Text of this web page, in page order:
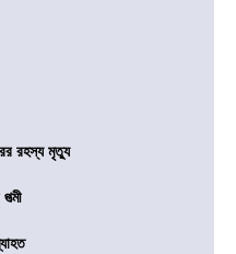
রহস্য মৃত্যু